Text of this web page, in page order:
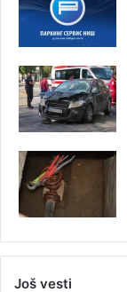
Još vesti